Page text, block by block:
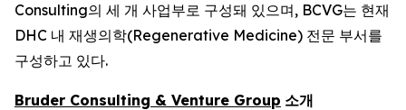
Consulting의 세 개 사업부로 구성돼 있으며, BCVG는 현재
DHC 내 재생의학(Regenerative Medicine) 전문 부서를
구성하고 있다.
Bruder Consulting & Venture Group 소개